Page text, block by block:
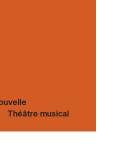
Théâtre musical